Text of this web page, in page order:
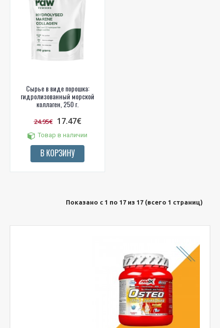
Сырье в виде порошка:
гидролизованный морской
коллаген, 250 г.
24.95€ 17.47€
Товар в наличии
В КОРЗИНУ
Показано с 1 по 17 из 17 (всего 1 страниц)